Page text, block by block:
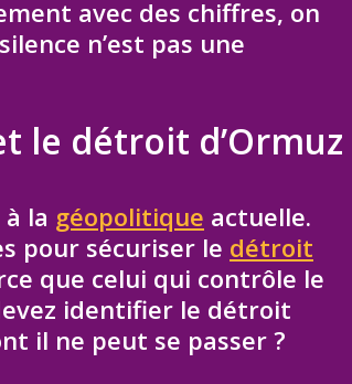
avec des chiffres, on
n’est pas une
le détroit d’Ormuz
la géopolitique actuelle.
pour sécuriser le détroit
que celui qui contrôle le
identifier le détroit
il ne peut se passer ?